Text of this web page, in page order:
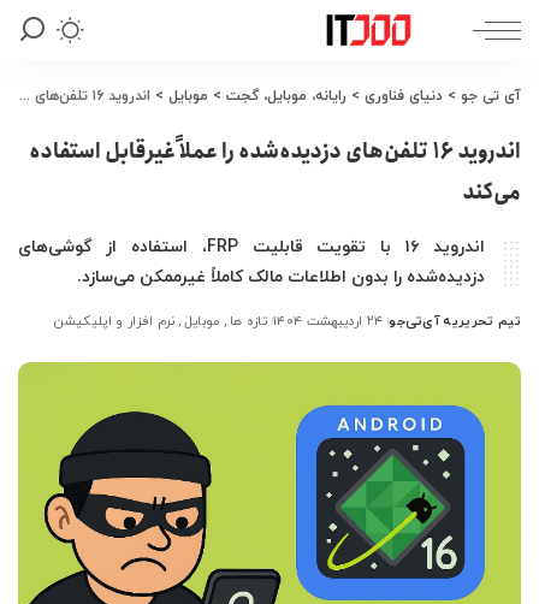
آی تی جو > دنیای فناوری > رایانه، موبایل، گجت > موبایل > اندروید ۱۶ تلفن‌های دزدیده‌شده را عملاً غیرقابل استفاده می‌کند
اندروید ۱۶ تلفن‌های دزدیده‌شده را عملاً غیرقابل استفاده
می‌کند
اندروید ۱۶ با تقویت قابلیت FRP، استفاده از گوشی‌های
دزدیده‌شده را بدون اطلاعات مالک کاملاً غیرممکن می‌سازد.
ارسال
توسط
تیم تحریریه آی‌تی‌جو ۲۴ اردیبهشت ۱۴۰۴ تازه ها موبایل نرم افزار و اپلیکیشن